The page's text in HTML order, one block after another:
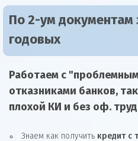
По 2-ум документам
годовых
Работаем с
отказниками банков,
плохой КИ и без оф.
Знаем как получить кредит с